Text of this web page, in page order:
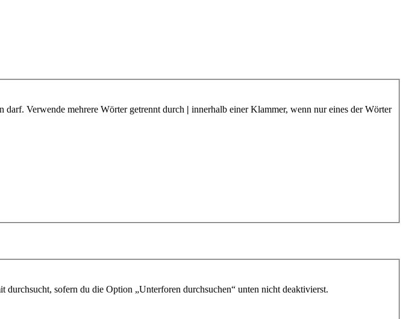
darf. Verwende mehrere Wörter getrennt durch | innerhalb einer Klammer, wenn nur eines der Wörter
sofern du die Option „Unterforen durchsuchen“ unten nicht deaktivierst.